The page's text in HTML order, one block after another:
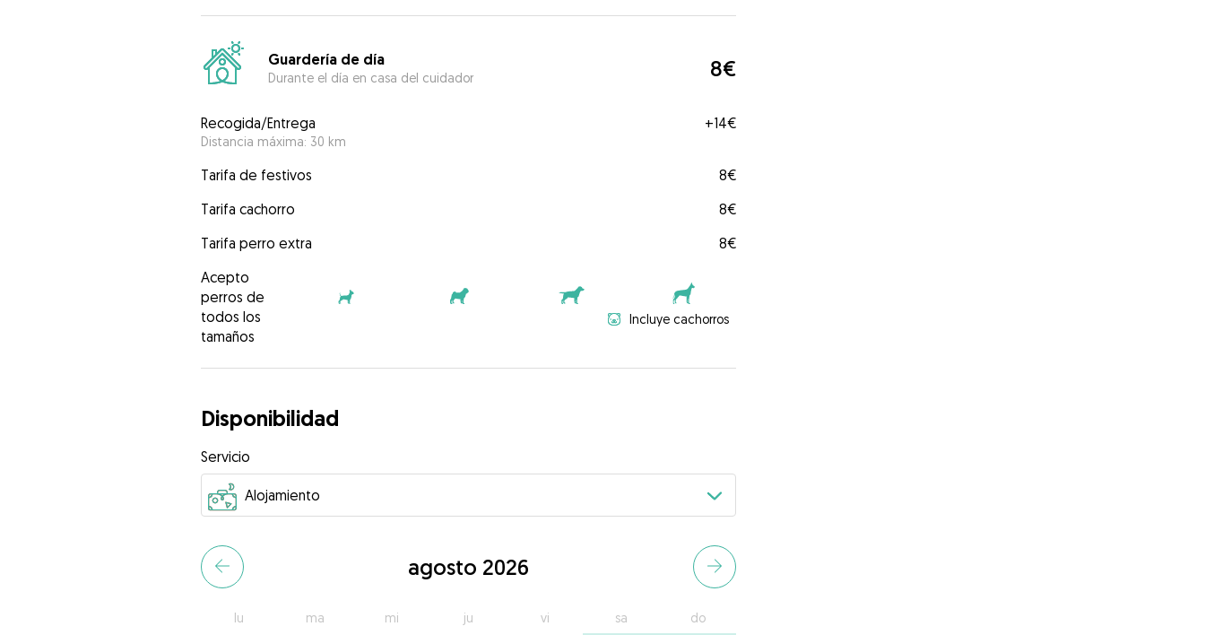
Guardería de día
Durante el día en casa del cuidador 8€
Recogida/Entrega
Distancia máxima: 30 km
+14€
Tarifa de festivos
8€
Tarifa cachorro
8€
Tarifa perro extra
8€
Acepto
perros de
todos los
tamaños
Incluye cachorros
Disponibilidad
Servicio
agosto 2026
lu ma mi ju vi sa do